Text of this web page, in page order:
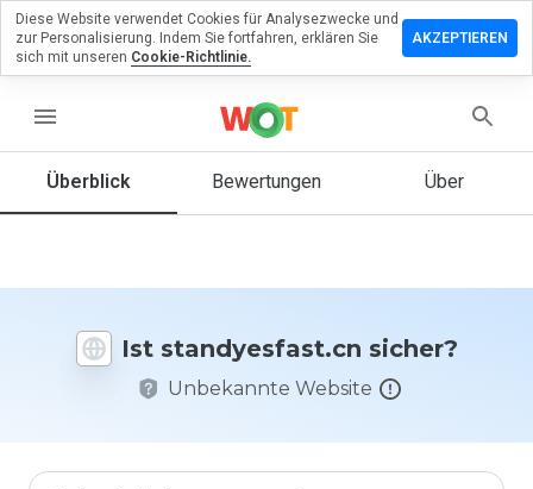
menu
Überblick Bewertungen Über
Ist standyesfast.cn sicher?
Unbekannte Website
zu
Sie diese
auf einer
Skala von
Diese Website verwendet Cookies für Analysezwecke und
zur Personalisierung. Indem Sie fortfahren, erklären Sie
sich mit unseren Cookie-Richtlinie.
AKZEPTIEREN